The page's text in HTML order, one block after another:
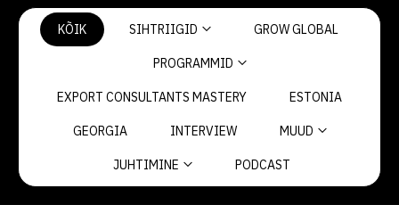
KÕIK SIHTRIIGID GROW GLOBAL
PROGRAMMID
EXPORT CONSULTANTS MASTERY ESTONIA
GEORGIA INTERVIEW MUUD
JUHTIMINE PODCAST